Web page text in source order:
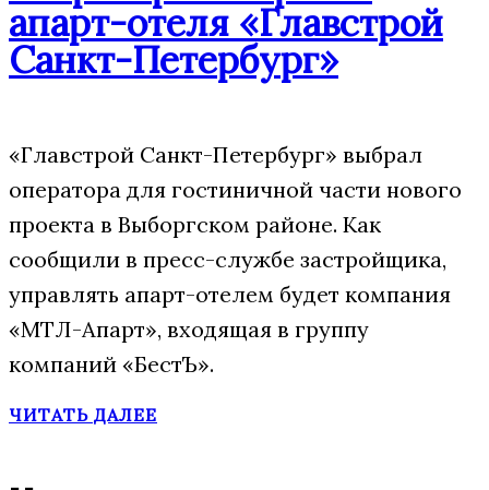
апарт-отеля «Главстрой
Санкт-Петербург»
«Главстрой Санкт-Петербург» выбрал
оператора для гостиничной части нового
проекта в Выборгском районе. Как
сообщили в пресс-службе застройщика,
управлять апарт-отелем будет компания
«МТЛ-Апарт», входящая в группу
компаний «БестЪ».
ЧИТАТЬ ДАЛЕЕ